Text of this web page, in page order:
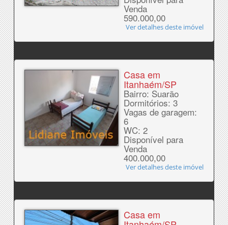
Venda
590.000,00
Ver detalhes deste imóvel
Casa em
Itanhaém/SP
Bairro: Suarão
Dormitórios: 3
Vagas de garagem:
6
WC: 2
Disponível para
Venda
400.000,00
Ver detalhes deste imóvel
Casa em